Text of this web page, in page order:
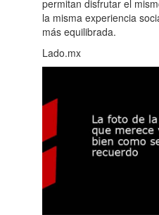
permitan disfrutar el
la misma experiencia
más equilibrada.
Lado.mx